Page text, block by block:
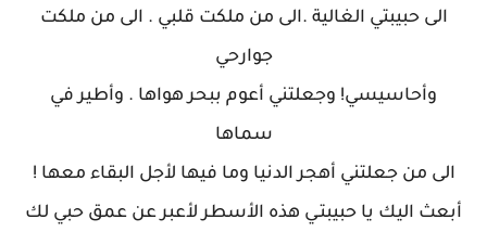
الى حبيبتي الغالية .الى من ملكت قلبي . الى من ملكت
جوارحي
وأحاسيسي! وجعلتني أعوم ببحر هواها . وأطير في
سماها
الى من جعلتني أهجر الدنيا وما فيها لأجل البقاء معها !
أبعث اليك يا حبيبتـي هذه الأسطر لأعبر عن عمق حبي لك